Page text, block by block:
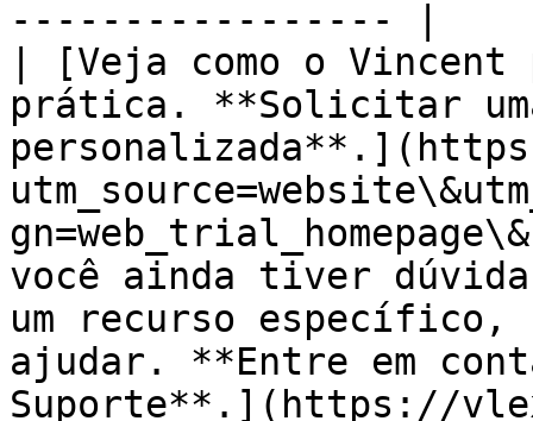
----------------- |
| [Veja como o Vincent
prática. **Solicitar uma
você ainda tiver
um recurso específico,
ajudar. **Entre em